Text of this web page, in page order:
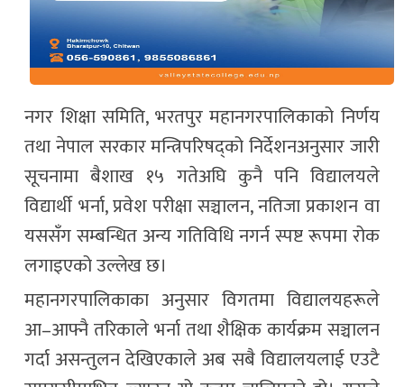
नगर शिक्षा समिति, भरतपुर महानगरपालिकाको निर्णय
तथा नेपाल सरकार मन्त्रिपरिषद्को निर्देशनअनुसार जारी
सूचनामा बैशाख १५ गतेअघि कुनै पनि विद्यालयले
विद्यार्थी भर्ना, प्रवेश परीक्षा सञ्चालन, नतिजा प्रकाशन वा
यससँग सम्बन्धित अन्य गतिविधि नगर्न स्पष्ट रूपमा रोक
लगाइएको उल्लेख छ।
महानगरपालिकाका अनुसार विगतमा विद्यालयहरूले
आ–आफ्नै तरिकाले भर्ना तथा शैक्षिक कार्यक्रम सञ्चालन
गर्दा असन्तुलन देखिएकाले अब सबै विद्यालयलाई एउटै